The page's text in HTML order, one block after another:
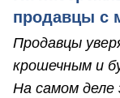
продавцы с
Продавцы
крошечным и
На самом